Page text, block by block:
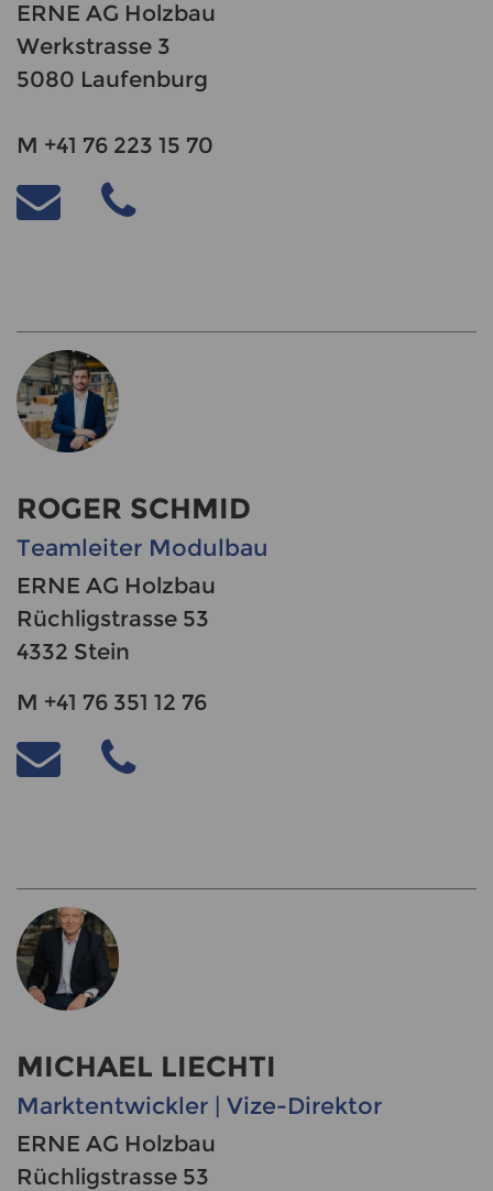
ERNE AG Holzbau
Werkstrasse 3
5080 Laufenburg
M +41 76 223 15 70
ROGER SCHMID
Teamleiter Modulbau
ERNE AG Holzbau
Rüchligstrasse 53
4332 Stein
M +41 76 351 12 76
MICHAEL LIECHTI
Marktentwickler | Vize-Direktor
ERNE AG Holzbau
Rüchligstrasse 53